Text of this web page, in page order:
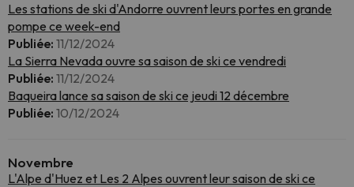
Les stations de ski d'Andorre ouvrent leurs portes en grande
pompe ce week-end
Publiée: 11/12/2024
La Sierra Nevada ouvre sa saison de ski ce vendredi
Publiée: 11/12/2024
Baqueira lance sa saison de ski ce jeudi 12 décembre
Publiée: 10/12/2024
Novembre
L'Alpe d'Huez et Les 2 Alpes ouvrent leur saison de ski ce